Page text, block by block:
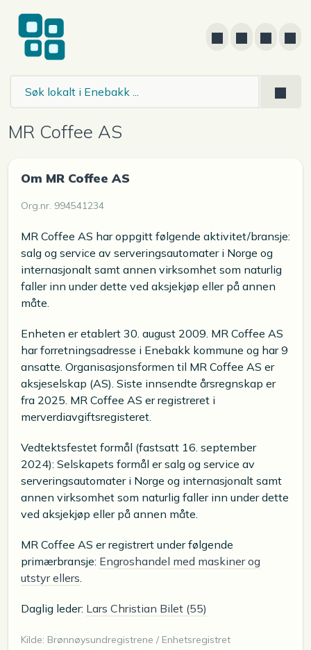
MR Coffee AS
Om MR Coffee AS
Org.nr. 994541234
MR Coffee AS har oppgitt følgende aktivitet/bransje:
salg og service av serveringsautomater i Norge og
internasjonalt samt annen virksomhet som naturlig
faller inn under dette ved aksjekjøp eller på annen
måte.
Enheten er etablert 30. august 2009. MR Coffee AS
har forretningsadresse i Enebakk kommune og har 9
ansatte. Organisasjonsformen til MR Coffee AS er
aksjeselskap (AS). Siste innsendte årsregnskap er
fra 2025. MR Coffee AS er registreret i
merverdiavgiftsregisteret.
Vedtektsfestet formål (fastsatt 16. september
2024): Selskapets formål er salg og service av
serveringsautomater i Norge og internasjonalt samt
annen virksomhet som naturlig faller inn under dette
ved aksjekjøp eller på annen måte.
MR Coffee AS er registrert under følgende
primærbransje: Engroshandel med maskiner og
utstyr ellers
Daglig leder: Lars Christian Bilet (55)
Kilde: Brønnøysundregistrene / Enhetsregistret